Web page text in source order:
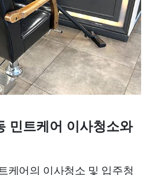
민트케어 이사청소와
케어의 이사청소 및 입주청